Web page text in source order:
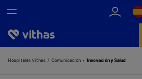
Nosotros
Hospitales Vithas Comunicación Innovación y Salud